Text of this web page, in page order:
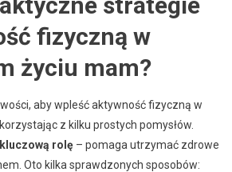
fizyczną w
życiu mam?
aby wpleść aktywność fizyczną w
z kilku prostych pomysłów.
rolę– pomaga utrzymać zdrowe
Oto kilka sprawdzonych sposobów: